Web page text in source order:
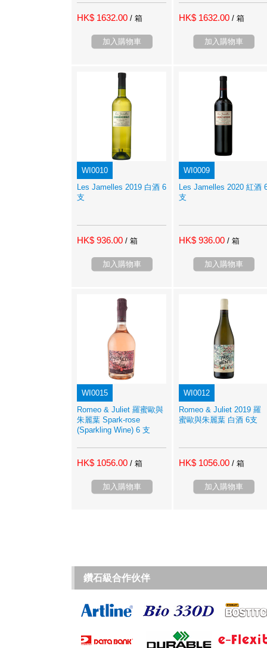
HK$ 1632.00 / 箱
加入購物車
HK$ 1632.00 / 箱
加入購物車
WI0010
Les Jamelles 2019 白酒 6
支
HK$ 936.00 / 箱
加入購物車
WI0009
Les Jamelles 2020 紅酒
支
HK$ 936.00 / 箱
加入購物車
WI0015
Romeo & Juliet 羅蜜歐與
朱麗葉 Spark-rose
(Sparkling Wine) 6 支
HK$ 1056.00 / 箱
加入購物車
WI0012
Romeo & Juliet 2019 羅
蜜歐與朱麗葉 白酒 6支
HK$ 1056.00 / 箱
加入購物車
鑽石級合作伙伴